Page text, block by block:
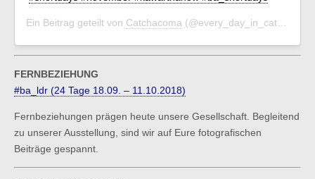
Ein Beitrag geteilt von Catchacoma (@every_day_in_catchacoma) am
FERNBEZIEHUNG
#ba_ldr (24 Tage 18.09. – 11.10.2018)
Fernbeziehungen prägen heute unsere Gesellschaft. Begleitend
zu unserer Ausstellung, sind wir auf Eure fotografischen
Beiträge gespannt.